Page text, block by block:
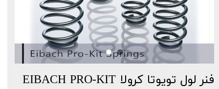
فنر لول تویوتا کرولا EIBACH PRO-KIT